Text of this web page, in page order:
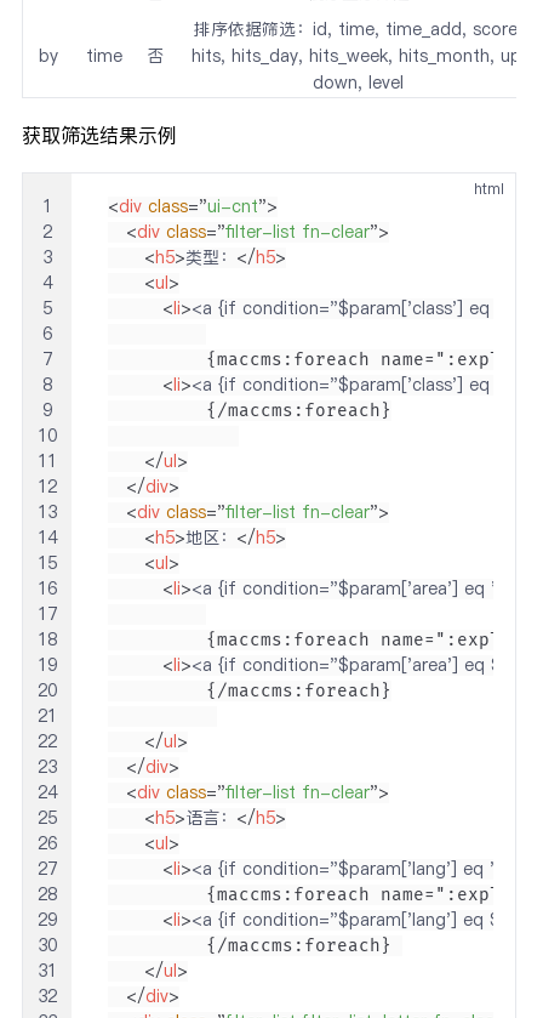
by time 否
排序依据筛选：id, time, time_add, score,
hits, hits_day, hits_week, hits_month, up,
down, level
获取筛选结果示例
<div class="ui-cnt">
<div class="filter-list fn-clear">
<h5>类型： </h5>
<ul>
<li><a {if condition="$param['class'] eq ''"}
<li><a {if condition="$param['class'] eq
</ul>
</div>
<div class="filter-list fn-clear">
<h5>地区： </h5>
<ul>
<li><a {if condition="$param['area'] eq ''"}
<li><a {if condition="$param['area'] eq
</ul>
</div>
<div class="filter-list fn-clear">
<h5>语言： </h5>
<ul>
<li><a {if condition="$param['lang'] eq ''"}
<li><a {if condition="$param['lang'] eq
</ul>
</div>
1
2
3
4
5
6
7
8
9
10
11
12
13
14
15
16
17
18
19
20
21
22
23
24
25
26
27
28
29
30
31
32
html